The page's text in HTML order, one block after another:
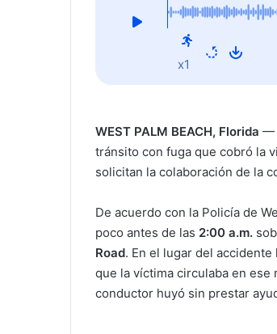
West Palm Beach
x1
WEST PALM BEACH, Florida —
tránsito con fuga que cobró la
solicitan la colaboración de la
De acuerdo con la Policía de
poco antes de las 2:00 a.m.
Road. En el lugar del
que la víctima circulaba en
conductor huyó sin prestar